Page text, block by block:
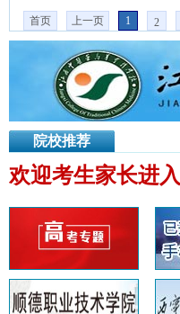
首页 上一页 1 2
院校推荐
欢迎考生家长进